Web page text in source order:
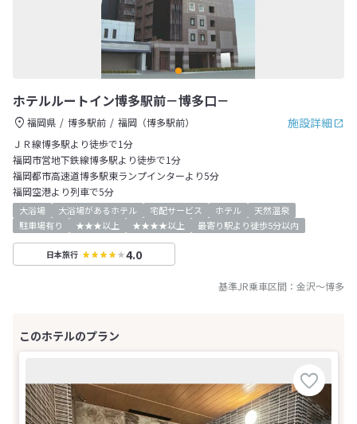
ホテルルートイン博多駅前－博多口－
施設詳細
福岡県 博多駅前
福岡（博多駅前）
ＪＲ線博多駅より徒歩で1分
福岡市営地下鉄線博多駅より徒歩で1分
福岡都市高速道博多駅東ランプインターより5分
福岡空港より列車で5分
大浴場 大浴場があるホテル 宅配サービス ホテル
天然温泉
駐車場有り
★★★以上 ★★★★以上 最寄り駅より徒歩5分以内
日本旅行 4.0
基準JR乗車区間： 金沢～博多